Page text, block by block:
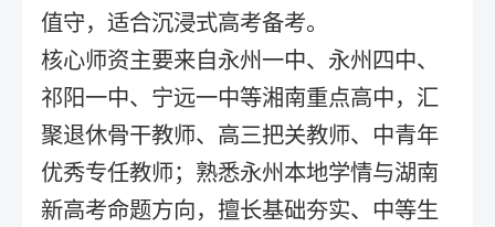
值守，适合沉浸式高考备考。
核心师资主要来自永州一中、永州四中、
祁阳一中、宁远一中等湘南重点高中，汇
聚退休骨干教师、高三把关教师、中青年
优秀专任教师；熟悉永州本地学情与湖南
新高考命题方向，擅长基础夯实、中等生